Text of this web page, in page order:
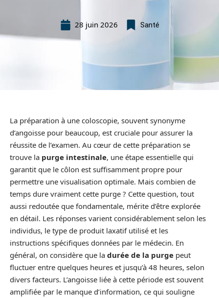
28 juin 2026 Santé
La préparation à une coloscopie, souvent synonyme
d’angoisse pour beaucoup, est cruciale pour assurer la
réussite de l’examen. Au cœur de cette préparation se
trouve la purge intestinale, une étape essentielle qui
garantit que le côlon est suffisamment propre pour
permettre une visualisation optimale. Mais combien de
temps dure vraiment cette purge ? Cette question, tout
aussi redoutée que fondamentale, mérite d’être explorée
en détail. Les réponses varient considérablement selon les
individus, le type de produit laxatif utilisé et les
instructions spécifiques données par le médecin. En
général, on considère que la durée de la purge peut
fluctuer entre quelques heures et jusqu’à 48 heures, selon
divers facteurs. L’angoisse liée à cette période est souvent
amplifiée par le manque d’information, ce qui souligne